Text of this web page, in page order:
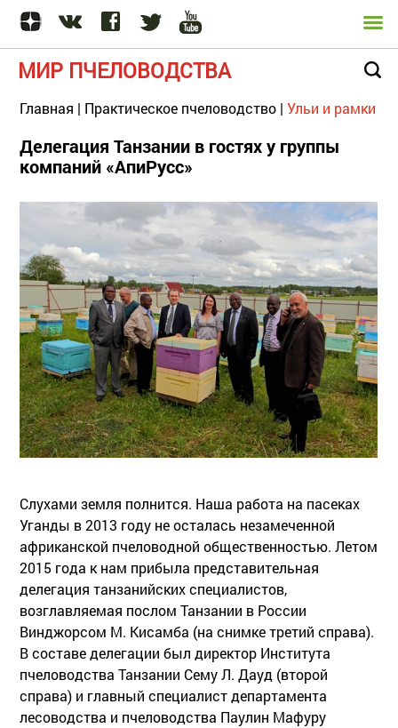
МИР ПЧЕЛОВОДСТВА
Главная | Практическое пчеловодство | Ульи и рамки
Делегация Танзании в гостях у группы
компаний «АпиРусс»
Слухами земля полнится. Наша работа на пасеках
Уганды в 2013 году не осталась незамеченной
африканской пчеловодной общественностью. Летом
2015 года к нам прибыла представительная
делегация танзанийских специалистов,
возглавляемая послом Танзании в России
Винджорсом М. Кисамба (на снимке третий справа).
В составе делегации был директор Института
пчеловодства Танзании Сему Л. Дауд (второй
справа) и главный специалист департамента
лесоводства и пчеловодства Паулин Мафуру